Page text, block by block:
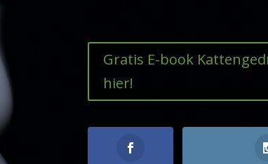
Gratis E-book
hier!